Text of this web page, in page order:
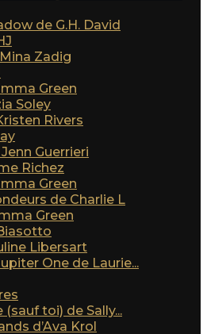
de G.H. David
Zadig
Green
Soley
Rivers
Guerrieri
Richez
Green
de Charlie L
Green
Libersart
One de Laurie...
toi) de Sally...
d’Ava Krol